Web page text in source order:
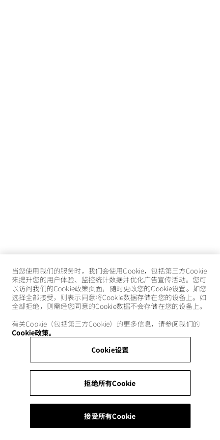
当您使用我们的服务时，我们会使用Cookie，包括第三方Cookie
来提升您的用户体验、监控统计数据并优化广告宣传活动。您可
以访问我们的Cookie政策页面，随时更改您的Cookie设置。如您
选择全部接受，则表示同意将Cookie数据存储在您的设备上。如
全部拒绝，则需经您同意的Cookie数据不会存储在您的设备上。
有关Cookie（包括第三方Cookie）的更多信息，请参阅我们的
Cookie政策。
Cookie设置
拒绝所有Cookie
接受所有Cookie